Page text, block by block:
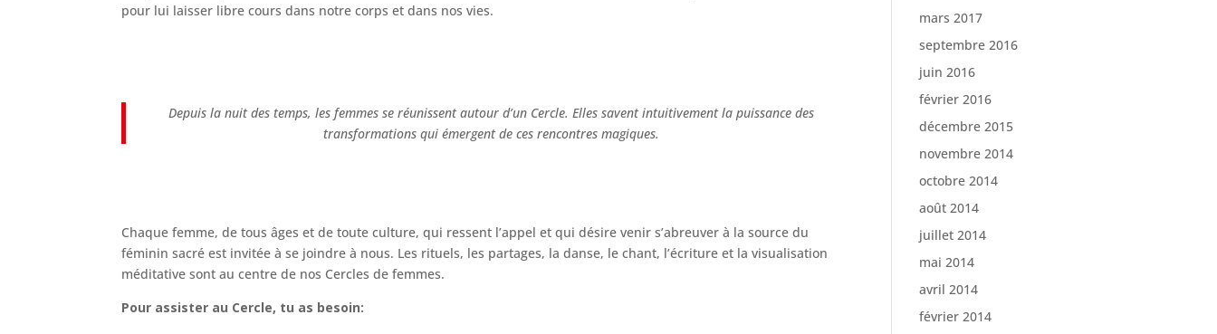
pour lui laisser libre cours dans notre corps et dans nos vies.
Depuis la nuit des temps, les femmes se réunissent autour d’un Cercle. Elles savent intuitivement la puissance des
transformations qui émergent de ces rencontres magiques.
Chaque femme, de tous âges et de toute culture, qui ressent l’appel et qui désire venir s’abreuver à la source du
féminin sacré est invitée à se joindre à nous. Les rituels, les partages, la danse, le chant, l’écriture et la visualisation
méditative sont au centre de nos Cercles de femmes.
Pour assister au Cercle, tu as besoin:
mars 2017
septembre 2016
juin 2016
février 2016
décembre 2015
novembre 2014
octobre 2014
août 2014
juillet 2014
mai 2014
avril 2014
février 2014